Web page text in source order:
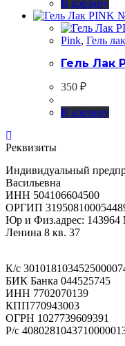
В корзину
Pink, Гель
Гель Лак
350 ₽
В корзину
Реквизиты
Индивидуальный
Васильевна
ИНН 504106604500
ОРГИП
Юр и Физ.адрес: 143964
Ленина 8 кв. 37
К/с
БИК Банка 044525745
ИНН 7702070139
КПП770943003
ОГРН 1027739609391
Р/с